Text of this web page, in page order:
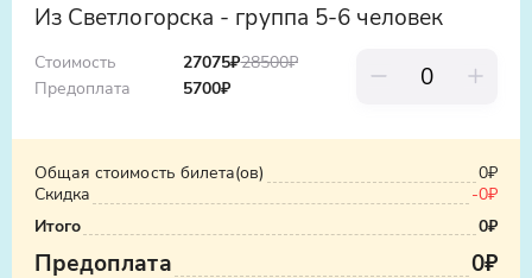
Из Светлогорска - группа 5-6 человек
Стоимость
Предоплата
27075₽28500₽
5700₽
Общая стоимость билета(ов)
0₽
Скидка
-0₽
Итого
0₽
Предоплата 0₽